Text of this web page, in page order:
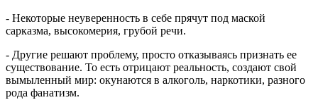
- Некоторые неуверенность в себе прячут под маской
сарказма, высокомерия, грубой речи.
- Другие решают проблему, просто отказываясь признать ее
существование. То есть отрицают реальность, создают свой
вымыленный мир: окунаются в алкоголь, наркотики, разного
рода фанатизм.